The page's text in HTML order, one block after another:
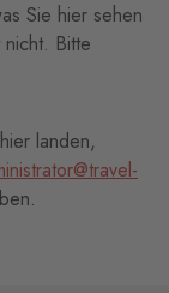
Sie hier sehen
Bitte
landen,